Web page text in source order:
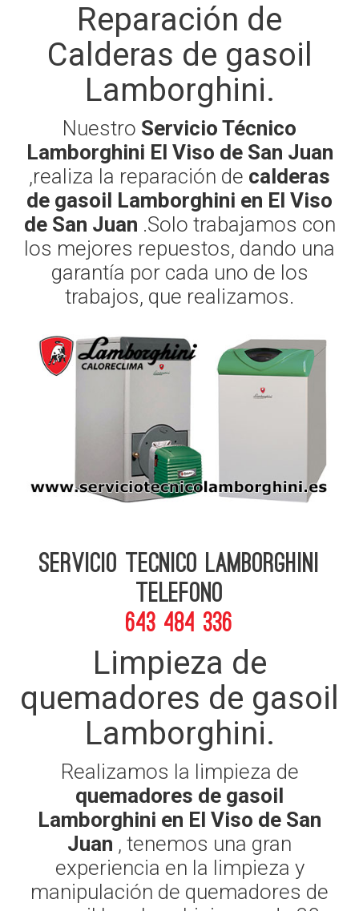
Reparación de
Calderas de gasoil
Lamborghini.
Nuestro Servicio Técnico
Lamborghini El Viso de San Juan
,realiza la reparación de calderas
de gasoil Lamborghini en El Viso
de San Juan .Solo trabajamos con
los mejores repuestos, dando una
garantía por cada uno de los
trabajos, que realizamos.
Servicio Tecnico Lamborghini
telefono
643 484 336
Limpieza de
quemadores de gasoil
Lamborghini.
Realizamos la limpieza de
quemadores de gasoil
Lamborghini en El Viso de San
Juan , tenemos una gran
experiencia en la limpieza y
manipulación de quemadores de